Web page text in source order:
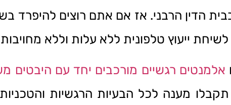
הדין הרבני. אז אם אתם רוצים להיפרד
לשיחת ייעוץ טלפונית ללא עלות וללא
אלמנטים רגשיים מורכבים יחד עם היבטים
מענה לכל הבעיות הרגשיות